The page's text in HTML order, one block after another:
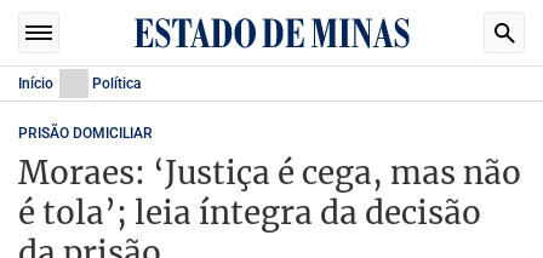
Início Política
PRISÃO DOMICILIAR
Moraes: ‘Justiça é cega, mas não
é tola’; leia íntegra da decisão